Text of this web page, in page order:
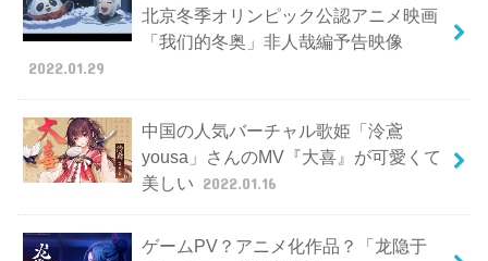
北京冬季オリンピック公認アニメ映画
「我们的冬奥」非人哉編予告映像
2022.01.29
中国の人気バーチャル歌姫「泠鳶
yousa」さんのMV『大喜』が可愛くて
美しい 2022.01.16
ゲームPV？アニメ化作品？「龙隐于